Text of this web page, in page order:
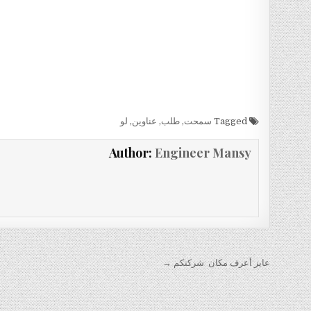
Tagged سمحت,طلب, عناوين, لو
Author: Engineer Mansy
تصفّح
المقالات
عايز أعرف مكان شركتكم →